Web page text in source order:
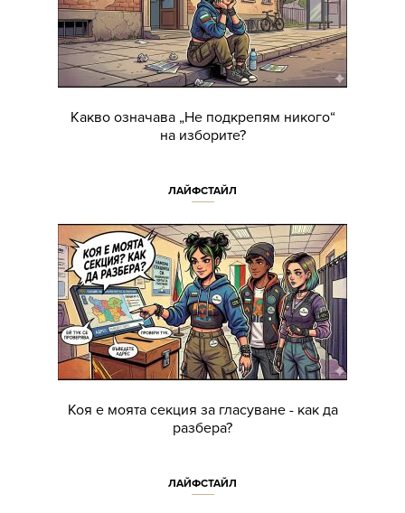
Какво означава „Не подкрепям никого“
на изборите?
ЛАЙФСТАЙЛ
Коя е моята секция за гласуване - как да
разбера?
ЛАЙФСТАЙЛ